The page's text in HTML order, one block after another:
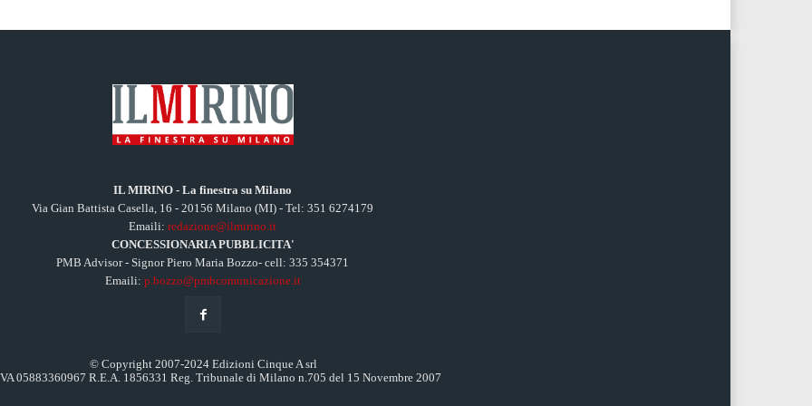
IL MIRINO - La finestra su Milano
Via Gian Battista Casella, 16 - 20156 Milano (MI) - Tel: 351 6274179
Emaili:redazione@ilmirino.it
CONCESSIONARIA PUBBLICITA'
PMB Advisor - Signor Piero Maria Bozzo- cell: 335 354371
Emaili: p.bozzo@pmbcomunicazione.it
© Copyright 2007-2024 Edizioni Cinque A srl
05883360967 R.E.A. 1856331 Reg. Tribunale di Milano n.705 del 15 Novembre 2007